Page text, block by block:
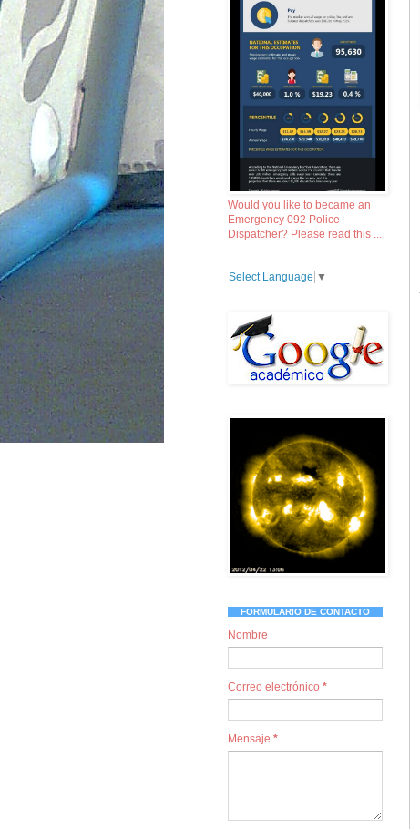
Would you like to became an
Emergency 092 Police
Dispatcher? Please read this ...
Select Language ▼
FORMULARIO DE CONTACTO
Nombre
Correo electrónico *
Mensaje *